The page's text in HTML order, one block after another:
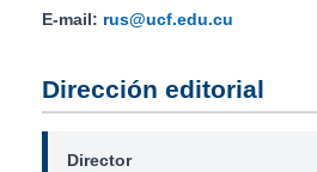
E-mail: rus@ucf.edu.cu
Dirección editorial
Director